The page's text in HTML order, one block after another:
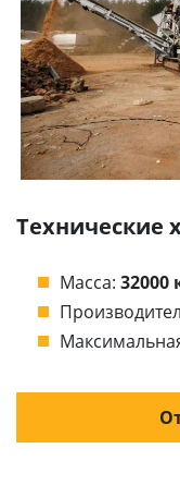
Технические
Масса: 32000